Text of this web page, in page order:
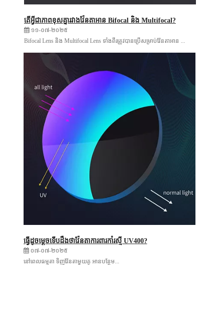
តើអ្វីជាភាពខុសគ្នារវាងវ៉ែនតាអាន Bifocal និង Multifocal?
១១-០៧-២០២៥
Bifocal Lens និង Multifocal Lens ទាំងពីរត្រូវបានប្រើសម្រាប់វ៉ែនតាអាន ...
ធ្វើដូចម្តេចទើបដឹងថាវ៉ែនតាការពារកាំរស្មី UV400?
០៧-០៧-២០២៥
នៅពេលធម្មតា ទិញវ៉ែនតាមួយគូ អានបន្ថែម...